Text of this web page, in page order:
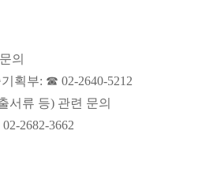
의
획부: ☎ 02-2640-5212
서류 등) 관련 문의
2682-3662